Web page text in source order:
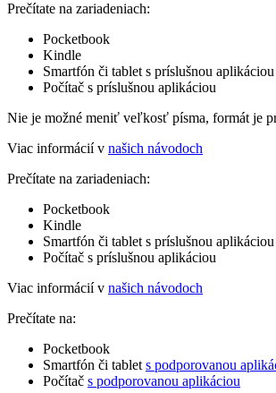
Prečítate na zariadeniach:
Pocketbook
Kindle
Smartfón či tablet s príslušnou aplikáciou
Počítač s príslušnou aplikáciou
Nie je možné meniť veľkosť písma, formát je
Viac informácií v našich návodoch
Prečítate na zariadeniach:
Pocketbook
Kindle
Smartfón či tablet s príslušnou aplikáciou
Počítač s príslušnou aplikáciou
Viac informácií v našich návodoch
Prečítate na:
Pocketbook
Smartfón či tablet s podporovanou
Počítač s podporovanou aplikáciou